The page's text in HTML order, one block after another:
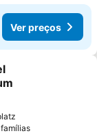
Ver preços
favoritos
Ver preços